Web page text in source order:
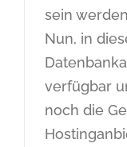
sein
Nun, in
verfügbar
noch die